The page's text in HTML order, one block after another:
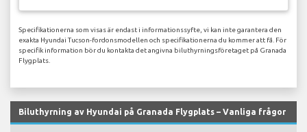
Specifikationerna som visas är endast i informationssyfte, vi kan inte garantera den
exakta Hyundai Tucson-fordonsmodellen och specifikationerna du kommer att få. För
specifik information bör du kontakta det angivna biluthyrningsföretaget på Granada
Flygplats.
Biluthyrning av Hyundai på Granada Flygplats – Vanliga frågor